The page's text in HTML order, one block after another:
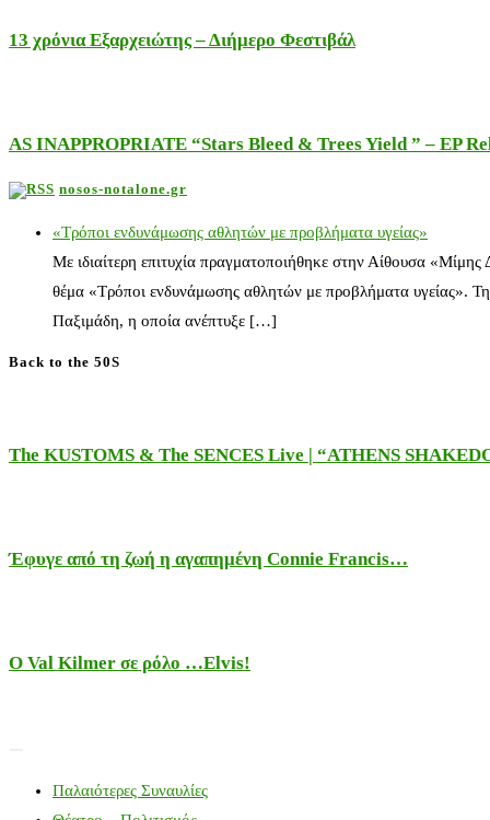
13 χρόνια Εξαρχειώτης – Διήμερο Φεστιβάλ
AS INAPPROPRIATE “Stars Bleed & Trees Yield ” – EP
nosos-notalone.gr
«Τρόποι ενδυνάμωσης αθλητών με προβλήματα υγείας»
Με ιδιαίτερη επιτυχία πραγματοποιήθηκε στην Αίθουσα
θέμα «Τρόποι ενδυνάμωσης αθλητών με προβλήματα υγείας».
Παξιμάδη, η οποία ανέπτυξε […]
Back to the 50S
The KUSTOMS & The SENCES Live | “ATHENS
Έφυγε από τη ζωή η αγαπημένη Connie Francis…
Ο Val Kilmer σε ρόλο …Elvis!
Παλαιότερες Συναυλίες